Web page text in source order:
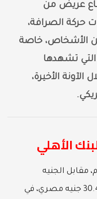
عريض من
حركة الصرافة،
من الأشخاص، خاصة
تشهدها
الآونة الأخيرة،
الأهلي
مقابل الجنيه
المصري، في البنك الأهلي، عند 30.42 جنيه مصري، في